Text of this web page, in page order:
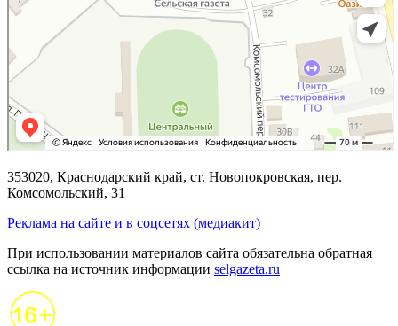
353020, Краснодарский край, ст. Новопокровская, пер.
Комсомольский, 31
Реклама на сайте и в соцсетях (медиакит)
При использовании материалов сайта обязательна обратная
ссылка на источник информации selgazeta.ru